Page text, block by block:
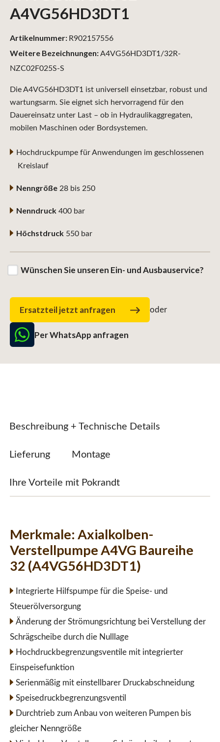
A4VG56HD3DT1
Die A4VG56HD3DT1 ist universell einsetzbar, robust und
wartungsarm. Sie eignet sich hervorragend für den
Dauereinsatz unter Last – ob in Hydraulikaggregaten,
mobilen Maschinen oder Bordsystemen.
Hochdruckpumpe für Anwendungen im geschlossenen
Kreislauf
Nenngröße 28 bis 250
Nenndruck 400 bar
Höchstdruck 550 bar
Wünschen Sie unseren Ein- und Ausbauservice?
Ersatzteil jetzt anfragen oder
Per WhatsApp anfragen
Weitere Bezeichnungen:A4VG56HD3DT1/32R-
NZC02F025S-S
Artikelnummer: R902157556
Beschreibung + Technische Details
Lieferung Montage
Ihre Vorteile mit Pokrandt
Merkmale: Axialkolben-
Verstellpumpe A4VG Baureihe
32 (A4VG56HD3DT1)
Integrierte Hilfspumpe für die Speise- und
Steuerölversorgung
Änderung der Strömungsrichtung bei Verstellung der
Schrägscheibe durch die Nulllage
Hochdruckbegrenzungsventile mit integrierter
Einspeisefunktion
Serienmäßig mit einstellbarer Druckabschneidung
Speisedruckbegrenzungsventil
Durchtrieb zum Anbau von weiteren Pumpen bis
gleicher Nenngröße